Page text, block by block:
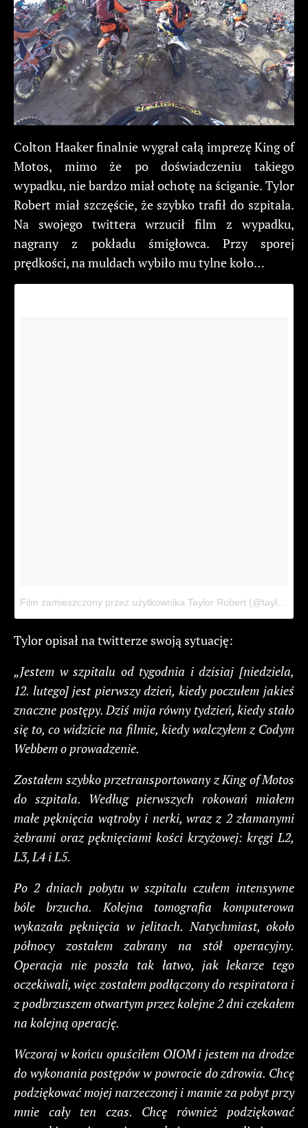
Colton Haaker finalnie wygrał całą imprezę King of
Motos, mimo że po doświadczeniu takiego
wypadku, nie bardzo miał ochotę na ściganie. Tylor
Robert miał szczęście, że szybko trafił do szpitala.
Na swojego twittera wrzucił film z wypadku,
nagrany z pokładu śmigłowca. Przy sporej
prędkości, na muldach wybiło mu tylne koło…
Tylor opisał na twitterze swoją sytuację:
„Jestem w szpitalu od tygodnia i dzisiaj [niedziela,
12. lutego] jest pierwszy dzień, kiedy poczułem jakieś
znaczne postępy. Dziś mija równy tydzień, kiedy stało
się to, co widzicie na filmie, kiedy walczyłem z Codym
Webbem o prowadzenie.
Zostałem szybko przetransportowany z King of Motos
do szpitala. Według pierwszych rokowań miałem
małe pęknięcia wątroby i nerki, wraz z 2 złamanymi
żebrami oraz pęknięciami kości krzyżowej: kręgi L2,
L3, L4 i L5.
Po 2 dniach pobytu w szpitalu czułem intensywne
bóle brzucha. Kolejna tomografia komputerowa
wykazała pęknięcia w jelitach. Natychmiast, około
północy zostałem zabrany na stół operacyjny.
Operacja nie poszła tak łatwo, jak lekarze tego
oczekiwali, więc zostałem podłączony do respiratora i
z podbrzuszem otwartym przez kolejne 2 dni czekałem
na kolejną operację.
Wczoraj w końcu opuściłem OIOM i jestem na drodze
do wykonania postępów w powrocie do zdrowia. Chcę
podziękować mojej narzeczonej i mamie za pobyt przy
mnie cały ten czas. Chcę również podziękować